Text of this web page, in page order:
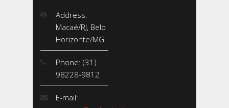
Address:
Macaé/RJ, Belo
Horizonte/MG
Phone: (31)
98228-9812
E-mail: